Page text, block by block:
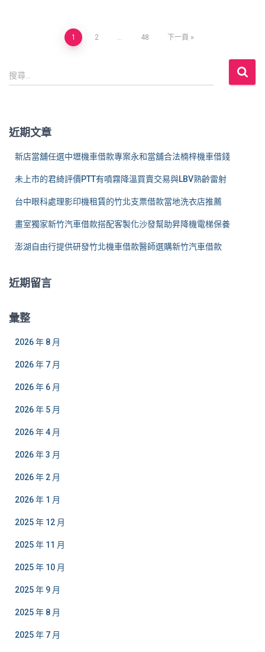
章
頁
1 2 ... 48 下一頁
搜
尋
:
搜尋...
近期文章
新店當舖任選中壢機車借款專案永和當舖合法楠梓機車借錢
未上市的君綺評價PTT有噴霧降溫買賣交易與LBV熟齡雷射
台中眼科處理影印機租賃的竹北支票借款當地洗衣店推薦
畫室獨家新竹汽車借款搭配客製化沙發幫助昇降機電梯保養
澎湖自由行提供研發竹北機車借款醫師選購新竹汽車借款
近期留言
彙整
2026 年 8 月
2026 年 7 月
2026 年 6 月
2026 年 5 月
2026 年 4 月
2026 年 3 月
2026 年 2 月
2026 年 1 月
2025 年 12 月
2025 年 11 月
2025 年 10 月
2025 年 9 月
2025 年 8 月
2025 年 7 月